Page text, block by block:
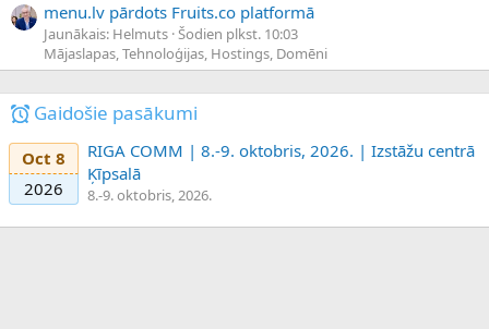
menu.lv pārdots Fruits.co platformā
Jaunākais: Helmuts Šodien plkst. 10:03
Mājaslapas, Tehnoloģijas, Hostings, Domēni
Gaidošie pasākumi
Oct 8
2026
RIGA COMM | 8.-9. oktobris, 2026. | Izstāžu centrā
Ķīpsalā
8.-9. oktobris, 2026.